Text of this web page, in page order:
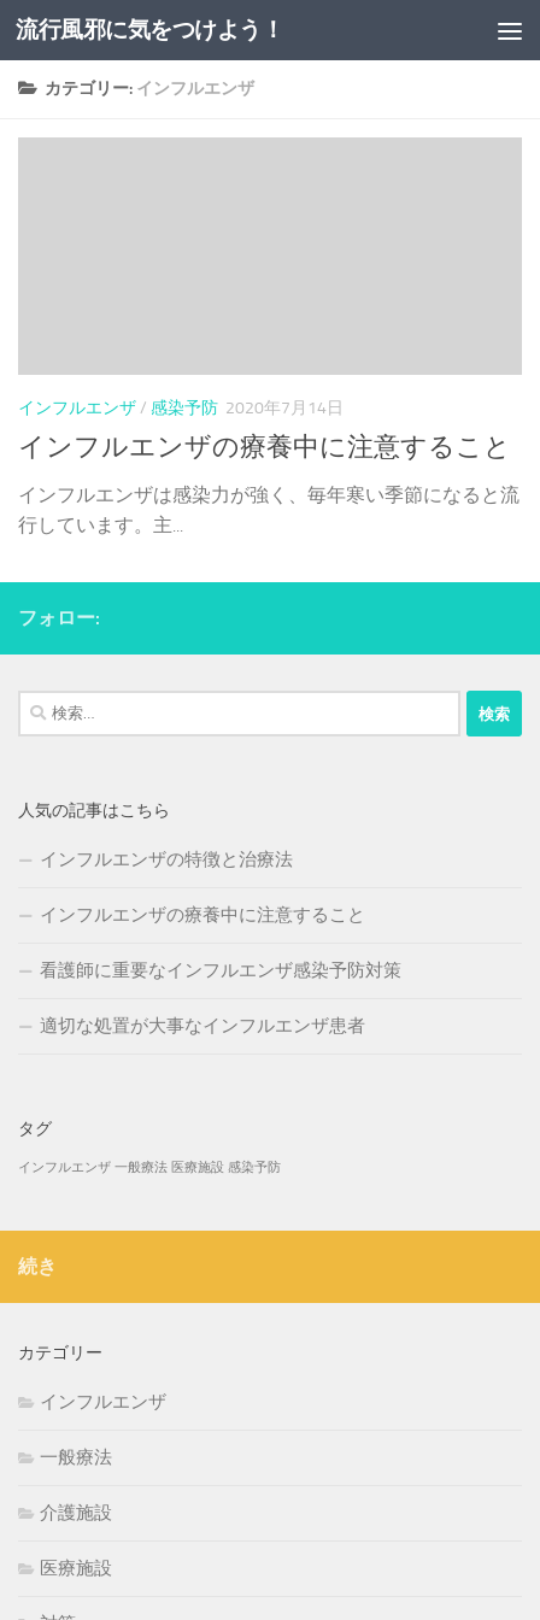
コンテンツへスキップ
流行風邪に気をつけよう！
カテゴリー: インフルエンザ
インフルエンザ/ 感染予防 2020年7月14日
インフルエンザの療養中に注意すること
インフルエンザは感染力が強く、毎年寒い季節になると流
行しています。主...
フォロー:
検
索:
人気の記事はこちら
インフルエンザの特徴と治療法
インフルエンザの療養中に注意すること
看護師に重要なインフルエンザ感染予防対策
適切な処置が大事なインフルエンザ患者
タグ
インフルエンザ 一般療法 医療施設 感染予防
続き
カテゴリー
インフルエンザ
一般療法
介護施設
医療施設